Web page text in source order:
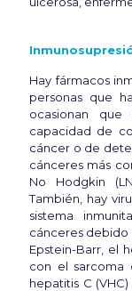
Hay fármacos
personas que
ocasionan
capacidad de
cáncer o de
cánceres más
No Hodgkin
También, hay
sistema
cánceres debido
Epstein-Barr, el
con el sarcoma
hepatitis C